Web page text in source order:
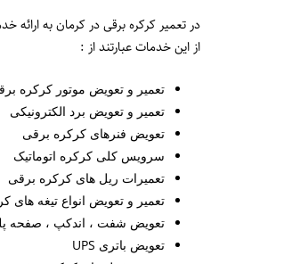
در تعمیر کرکره برقی در کرمان به
از این خدمات عبارتند از :
تعمیر و تعویض موتور کرکره
تعمیر و تعویض برد الکترونیکی
تعویض فنرهای کرکره برقی
سرویس کلی کرکره اتوماتیک
تعمیرات ریل های کرکره برقی
تعمیر و تعویض انواع تیغه های
تعویض شفت ، اندکپ ، صفحه
تعویض باتری UPS